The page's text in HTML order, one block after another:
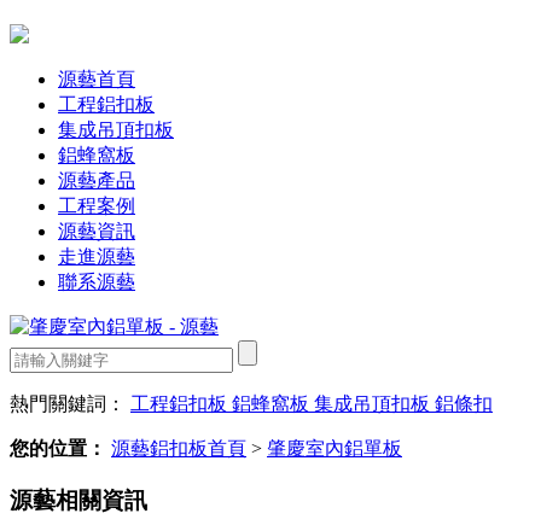
源藝首頁
工程鋁扣板
集成吊頂扣板
鋁蜂窩板
源藝產品
工程案例
源藝資訊
走進源藝
聯系源藝
熱門關鍵詞： 工程鋁扣板 鋁蜂窩板 集成吊頂扣板 鋁條扣
您的位置： 源藝鋁扣板首頁 > 肇慶室內鋁單板
源藝相關資訊